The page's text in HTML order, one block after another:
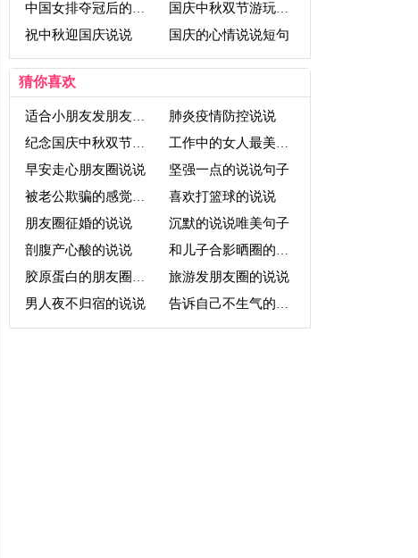
国庆中秋双节游玩说说
祝中秋迎国庆说说 国庆的心情说说短句
猜你喜欢
适合小朋友发朋友圈的说说 肺炎疫情防控说说
纪念国庆中秋双节的说说 工作中的女人最美说说
早安走心朋友圈说说 坚强一点的说说句子
被老公欺骗的感觉说说
喜欢打篮球的说说
朋友圈征婚的说说
沉默的说说唯美句子
剖腹产心酸的说说
和儿子合影晒圈的说说
胶原蛋白的朋友圈说说
旅游发朋友圈的说说
男人夜不归宿的说说
告诉自己不生气的说说